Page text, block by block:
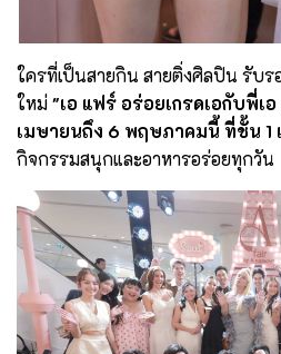
ใครที่เป็นสายกิน สายติ่งศิลปิน รับร
ใหม่"เอ แฟร์ อร่อยเกรดเอกับพี่เ
เมษายนถึง 6 พฤษภาคมนี้ ที่ชั้น 1
กิจกรรมสนุกและอาหารอร่อยทุกวัน